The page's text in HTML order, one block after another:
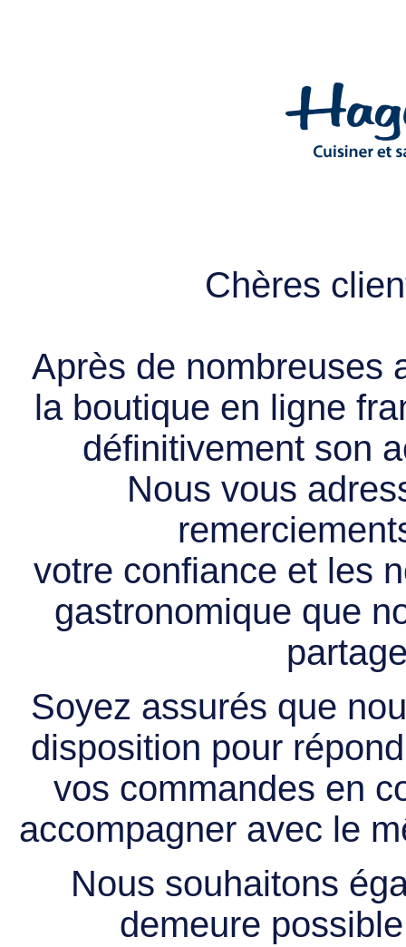
Chères
Après de nombreuses
la boutique en ligne
définitivement son
Nous vous
votre confiance et les
gastronomique que
Soyez assurés que
disposition pour
vos commandes en
accompagner avec le
Nous souhaitons
demeure